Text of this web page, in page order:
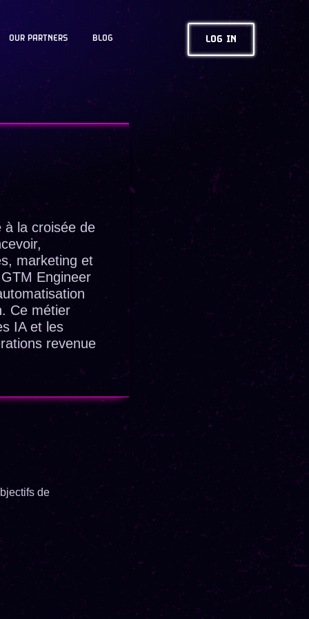
OUR PARTNERS BLOG LOG IN
à la croisée de
marketing et
Engineer
Ce métier
IA et les
revenue
de